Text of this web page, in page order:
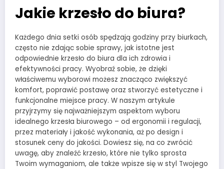
Jakie krzesło do biura?
Każdego dnia setki osób spędzają godziny przy biurkach,
często nie zdając sobie sprawy, jak istotne jest
odpowiednie krzesło do biura dla ich zdrowia i
efektywności pracy. Wyobraź sobie, że dzięki
właściwemu wyborowi możesz znacząco zwiększyć
komfort, poprawić postawę oraz stworzyć estetyczne i
funkcjonalne miejsce pracy. W naszym artykule
przyjrzymy się najważniejszym aspektom wyboru
idealnego krzesła biurowego – od ergonomii i regulacji,
przez materiały i jakość wykonania, aż po design i
stosunek ceny do jakości. Dowiesz się, na co zwrócić
uwagę, aby znaleźć krzesło, które nie tylko sprosta
Twoim wymaganiom, ale także wpisze się w styl Twojego